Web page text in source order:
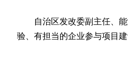
自治区发改委副主任、
验、有担当的企业参与项目建